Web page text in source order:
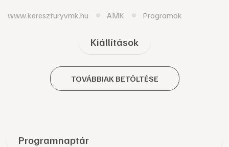
www.kereszturyvmk.hu AMK Programok
Kiállítások
TOVÁBBIAK BETÖLTÉSE
Programnaptár